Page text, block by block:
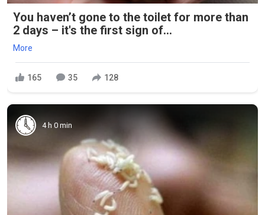
You haven’t gone to the toilet for more than
2 days – it's the first sign of...
More
165 35 128
4 h 0 min